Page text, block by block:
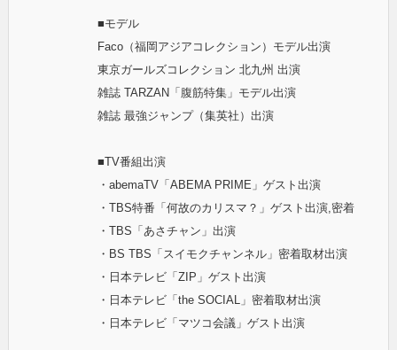
■モデル
Faco（福岡アジアコレクション）モデル出演
東京ガールズコレクション 北九州 出演
雑誌 TARZAN「腹筋特集」モデル出演
雑誌 最強ジャンプ（集英社）出演
■TV番組出演
・abemaTV「ABEMA PRIME」ゲスト出演
・TBS特番「何故のカリスマ？」ゲスト出演,密着
・TBS「あさチャン」出演
・BS TBS「スイモクチャンネル」密着取材出演
・日本テレビ「ZIP」ゲスト出演
・日本テレビ「the SOCIAL」密着取材出演
・日本テレビ「マツコ会議」ゲスト出演